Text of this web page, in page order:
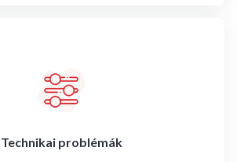
Technikai problémák